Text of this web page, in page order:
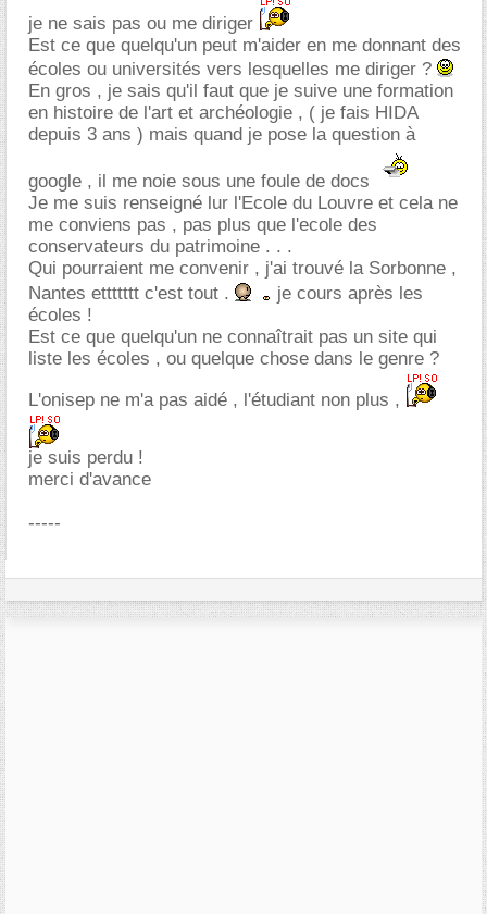
je ne sais pas ou me diriger
Est ce que quelqu'un peut m'aider en me donnant des
écoles ou universités vers lesquelles me diriger ?
En gros , je sais qu'il faut que je suive une formation
en histoire de l'art et archéologie , ( je fais HIDA
depuis 3 ans ) mais quand je pose la question à
google , il me noie sous une foule de docs
Je me suis renseigné lur l'Ecole du Louvre et cela ne
me conviens pas , pas plus que l'ecole des
conservateurs du patrimoine . . .
Qui pourraient me convenir , j'ai trouvé la Sorbonne ,
Nantes ettttttt c'est tout .
je cours après les
écoles !
Est ce que quelqu'un ne connaîtrait pas un site qui
liste les écoles , ou quelque chose dans le genre ?
L'onisep ne m'a pas aidé , l'étudiant non plus ,
je suis perdu !
merci d'avance
-----